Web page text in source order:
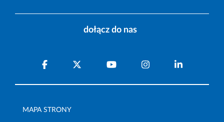
dołącz do nas
MAPA STRONY